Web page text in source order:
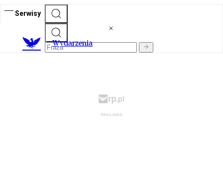
Serwisy
Wydarzenia